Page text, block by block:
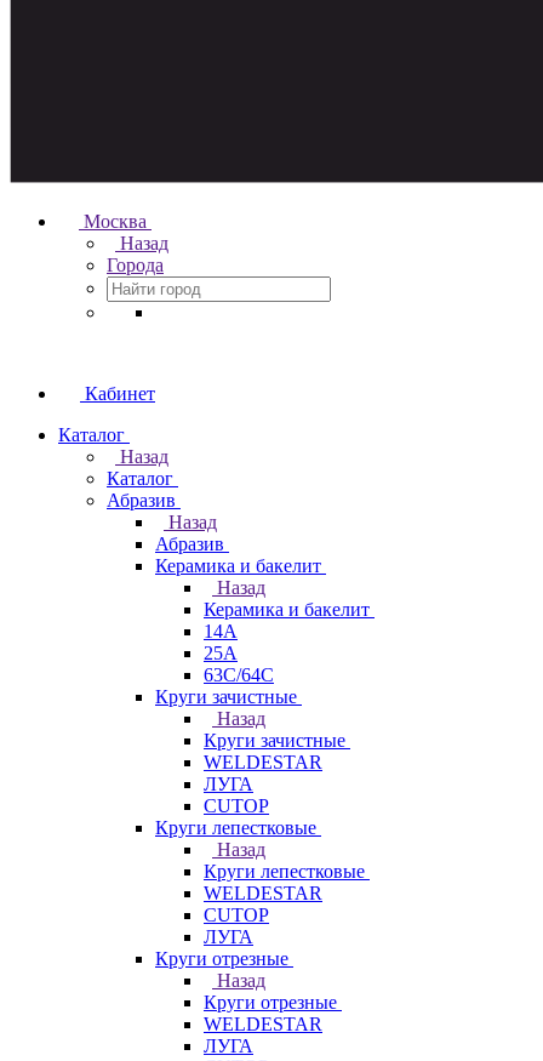
Москва
Назад
Города
Кабинет
Каталог
Назад
Каталог
Абразив
Назад
Абразив
Керамика и бакелит
Назад
Керамика и бакелит
14А
25А
63С/64С
Круги зачистные
Назад
Круги зачистные
WELDESTAR
ЛУГА
CUTOP
Круги лепестковые
Назад
Круги лепестковые
WELDESTAR
CUTOP
ЛУГА
Круги отрезные
Назад
Круги отрезные
WELDESTAR
ЛУГА